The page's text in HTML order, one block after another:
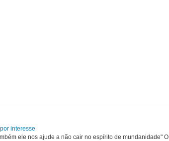
interesse
ele nos ajude a não cair no espírito de mundanidade" O